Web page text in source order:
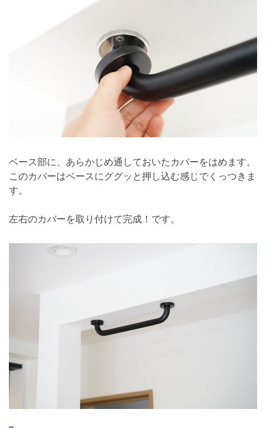
ベース部に、あらかじめ通しておいたカバーをはめます。
このカバーはベースにググッと押し込む感じでくっつきま
す。
左右のカバーを取り付けて完成！です。